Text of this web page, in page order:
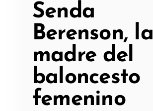
Senda
Berenson, la
madre del
baloncesto
femenino